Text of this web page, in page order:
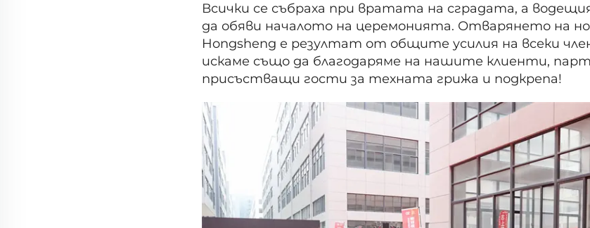
Всички се събраха при вратата на сградата, а
да обяви началото на церемонията. Отварянето на
Hongsheng е резултат от общите усилия на всеки
искаме също да благодаряме на нашите клиенти,
присъстващи гости за техната грижа и подкрепа!